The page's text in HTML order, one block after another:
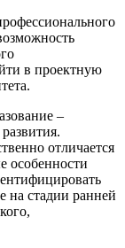
в проектную
–
отличается
особенности
на стадии ранней